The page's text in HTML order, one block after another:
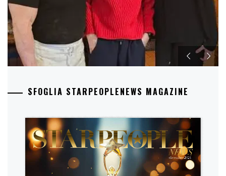
SFOGLIA STARPEOPLENEWS MAGAZINE